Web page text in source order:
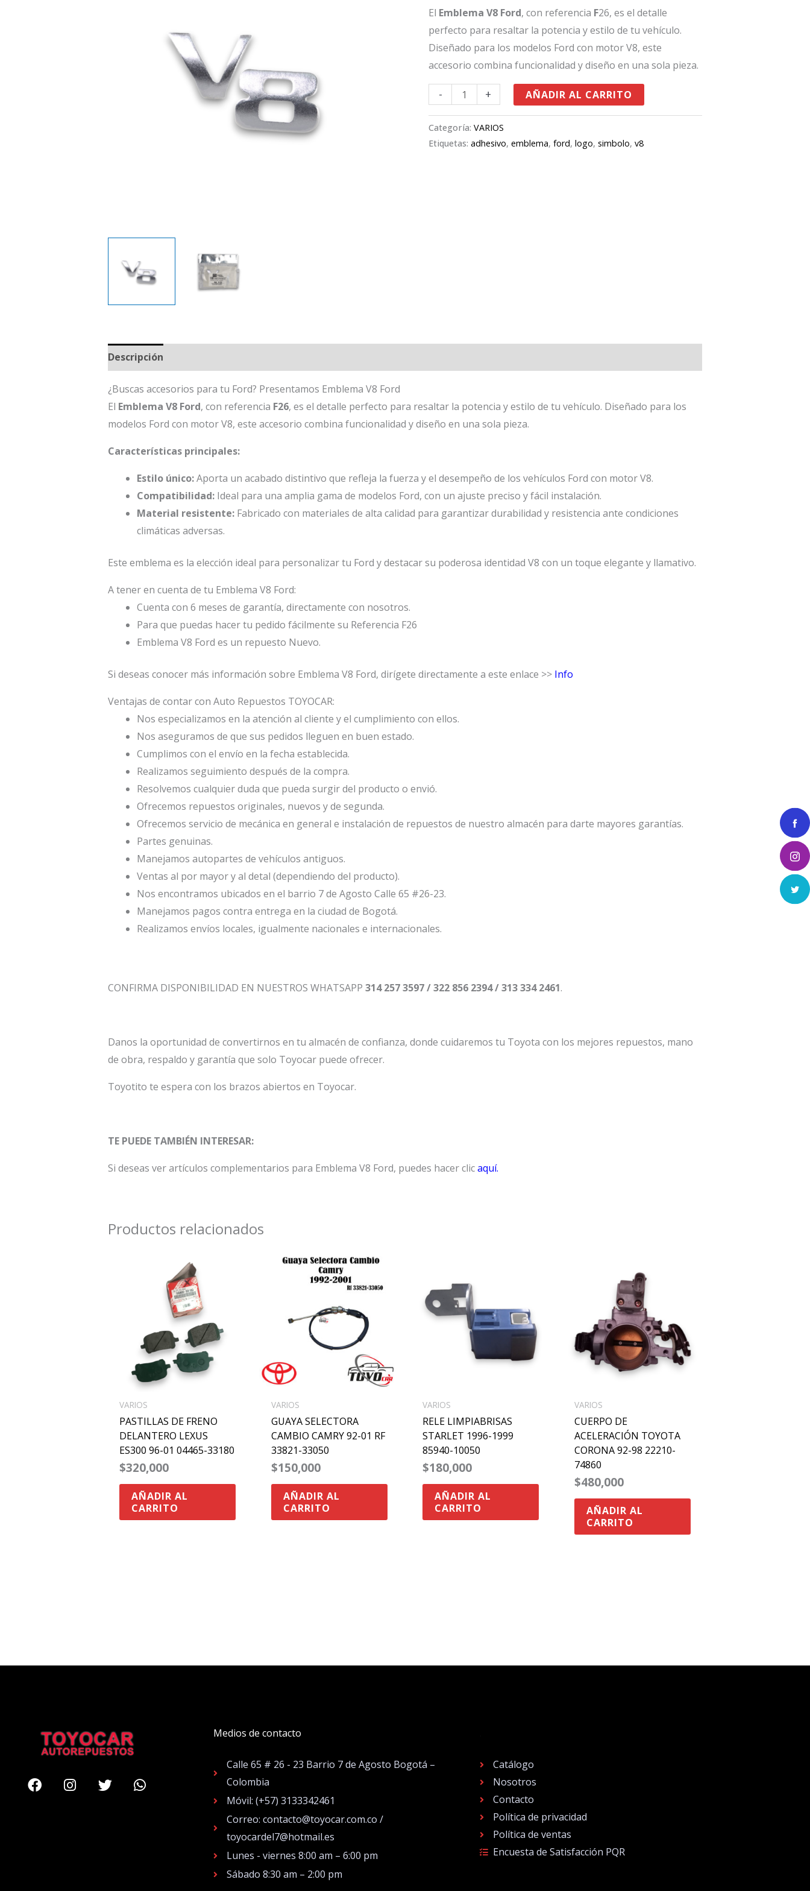
El Emblema V8 Ford, con referencia F26, es el detalle
perfecto para resaltar la potencia y estilo de tu vehículo.
Diseñado para los modelos Ford con motor V8, este
accesorio combina funcionalidad y diseño en una sola pieza.
- + AÑADIR AL CARRITO
Categoría:VARIOS
Etiquetas:adhesivo,emblema,ford,logo,simbolo,v8
Descripción
¿Buscas accesorios para tu Ford? Presentamos Emblema V8 Ford
El Emblema V8 Ford, con referencia F26, es el detalle perfecto para resaltar la potencia y estilo de tu vehículo. Diseñado para los
modelos Ford con motor V8, este accesorio combina funcionalidad y diseño en una sola pieza.
Características principales:
Estilo único:Aporta un acabado distintivo que refleja la fuerza y el desempeño de los vehículos Ford con motor V8.
Compatibilidad:Ideal para una amplia gama de modelos Ford, con un ajuste preciso y fácil instalación.
Material resistente:Fabricado con materiales de alta calidad para garantizar durabilidad y resistencia ante condiciones
climáticas adversas.
Este emblema es la elección ideal para personalizar tu Ford y destacar su poderosa identidad V8 con un toque elegante y llamativo.
A tener en cuenta de tu Emblema V8 Ford:
Cuenta con 6 meses de garantía, directamente con nosotros.
Para que puedas hacer tu pedido fácilmente su Referencia F26
Emblema V8 Ford es un repuesto Nuevo.
Si deseas conocer más información sobre Emblema V8 Ford, dirígete directamente a este enlace >> Info
Ventajas de contar con Auto Repuestos TOYOCAR:
Nos especializamos en la atención al cliente y el cumplimiento con ellos.
Nos aseguramos de que sus pedidos lleguen en buen estado.
Cumplimos con el envío en la fecha establecida.
Realizamos seguimiento después de la compra.
Resolvemos cualquier duda que pueda surgir del producto o envió.
Ofrecemos repuestos originales, nuevos y de segunda.
Ofrecemos servicio de mecánica en general e instalación de repuestos de nuestro almacén para darte mayores garantías.
Partes genuinas.
Manejamos autopartes de vehículos antiguos.
Ventas al por mayor y al detal (dependiendo del producto).
Nos encontramos ubicados en el barrio 7 de Agosto Calle 65 #26-23.
Manejamos pagos contra entrega en la ciudad de Bogotá.
Realizamos envíos locales, igualmente nacionales e internacionales.
CONFIRMA DISPONIBILIDAD EN NUESTROS WHATSAPP 314 257 3597 / 322 856 2394 / 313 334 2461.
Danos la oportunidad de convertirnos en tu almacén de confianza, donde cuidaremos tu Toyota con los mejores repuestos, mano
de obra, respaldo y garantía que solo Toyocar puede ofrecer.
Toyotito te espera con los brazos abiertos en Toyocar.
TE PUEDE TAMBIÉN INTERESAR:
Si deseas ver artículos complementarios para Emblema V8 Ford, puedes hacer clicaquí.
Productos relacionados
VARIOS
PASTILLAS DE FRENO
DELANTERO LEXUS
ES300 96-01 04465-33180
$320,000
AÑADIR AL
CARRITO
VARIOS
GUAYA SELECTORA
CAMBIO CAMRY 92-01 RF
33821-33050
$150,000
AÑADIR AL
CARRITO
VARIOS
RELE LIMPIABRISAS
STARLET 1996-1999
85940-10050
$180,000
AÑADIR AL
CARRITO
VARIOS
CUERPO DE
ACELERACIÓN TOYOTA
CORONA 92-98 22210-
74860
$480,000
AÑADIR AL
CARRITO
FacebookInstagram
TwitterWhatsapp
Medios de contacto
Calle 65 # 26 - 23 Barrio 7 de Agosto Bogotá –
Colombia
Móvil: (+57) 3133342461
Correo: contacto@toyocar.com.co /
toyocardel7@hotmail.es
Lunes - viernes 8:00 am – 6:00 pm
Sábado 8:30 am – 2:00 pm
Catálogo
Nosotros
Contacto
Política de privacidad
Política de ventas
Encuesta de Satisfacción PQR